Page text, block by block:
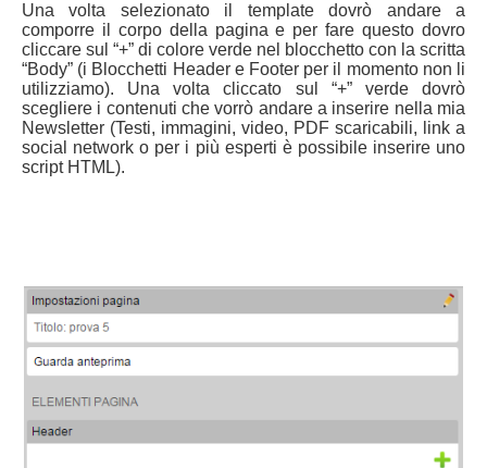
Una volta selezionato il template dovrò andare a
comporre il corpo della pagina e per fare questo dovro
cliccare sul “+” di colore verde nel blocchetto con la scritta
“Body” (i Blocchetti Header e Footer per il momento non li
utilizziamo). Una volta cliccato sul “+” verde dovrò
scegliere i contenuti che vorrò andare a inserire nella mia
Newsletter (Testi, immagini, video, PDF scaricabili, link a
social network o per i più esperti è possibile inserire uno
script HTML).